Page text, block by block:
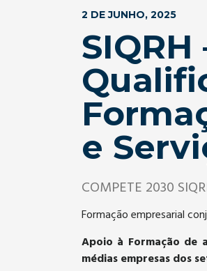
2 DE JUNHO, 2025
e
COMPETE 2030
Formação empresarial
Apoio à Formação de
médias empresas dos